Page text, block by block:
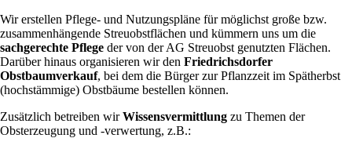
Wir erstellen Pflege- und Nutzungspläne für möglichst große bzw.
zusammenhängende Streuobstflächen und kümmern uns um die
sachgerechte Pflege der von der AG Streuobst genutzten Flächen.
Darüber hinaus organisieren wir den Friedrichsdorfer
Obstbaumverkauf, bei dem die Bürger zur Pflanzzeit im Spätherbst
(hochstämmige) Obstbäume bestellen können.
Zusätzlich betreiben wirWissensvermittlung zu Themen der
Obsterzeugung und -verwertung, z.B.: